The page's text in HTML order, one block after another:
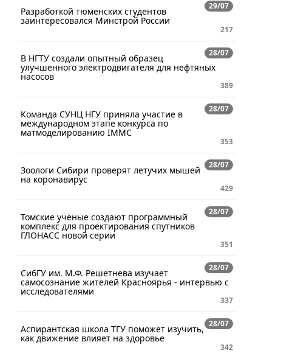
29/07
Разработкой тюменских студентов
заинтересовался Минстрой России
217
28/07
В НГТУ создали опытный образец
улучшенного электродвигателя для нефтяных
насосов
389
28/07
Команда СУНЦ НГУ приняла участие в
международном этапе конкурса по
матмоделированию IMMC
353
28/07
Зоологи Сибири проверят летучих мышей
на коронавирус
429
28/07
Томские учёные создают программный
комплекс для проектирования спутников
ГЛОНАСС новой серии
351
28/07
СибГУ им. М.Ф. Решетнева изучает
самосознание жителей Красноярья - интервью с
исследователями
337
28/07
Аспирантская школа ТГУ поможет изучить,
как движение влияет на здоровье
342